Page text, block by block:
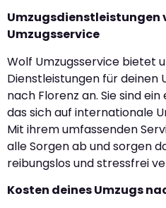
Umzugsdienstleistungen
Umzugsservice
Wolf Umzugsservice bietet
Dienstleistungen für deinen
nach Florenz an. Sie sind
das sich auf internationale
Mit ihrem umfassenden
alle Sorgen ab und sorgen
reibungslos und stressfrei
Kosten deines Umzugs